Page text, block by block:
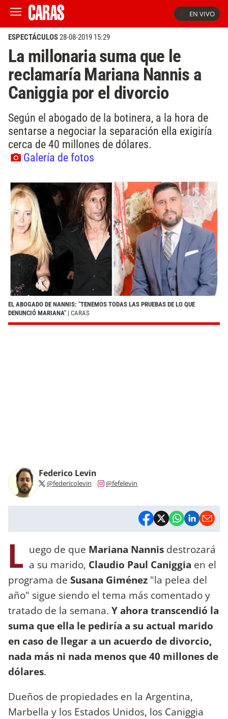
EN VIVO
ESPECTÁCULOS28-08-2019 15:29
La millonaria suma que le
reclamaría Mariana Nannis a
Caniggia por el divorcio
Según el abogado de la botinera, a la hora de
sentarse a negociar la separación ella exigiría
cerca de 40 millones de dólares.
Galería de fotos
EL ABOGADO DE NANNIS: "TENEMOS TODAS LAS PRUEBAS DE LO QUE
DENUNCIÓ MARIANA" | CARAS
Federico Levin
@federicolevin @fefelevin
L uego de que Mariana Nannis destrozará
a su marido, Claudio Paul Caniggia en el
programa de Susana Giménez "la pelea del
año" sigue siendo el tema más comentado y
tratado de la semana. Y ahora transcendió la
suma que ella le pediría a su actual marido
en caso de llegar a un acuerdo de divorcio,
nada más ni nada menos que 40 millones de
dólares.
Dueños de propiedades en la Argentina,
Marbella y los Estados Unidos, los Caniggia